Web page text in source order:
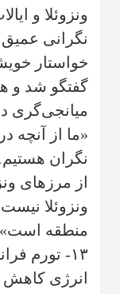
ونزوئلا و
نگرانی عمیق
خواستار
گفتگو شد و
میانجی‌گری
«ما از آنچه
نگران
از مرزهای
ونزوئلا
منطقه
۱۳- تورم
انرژی